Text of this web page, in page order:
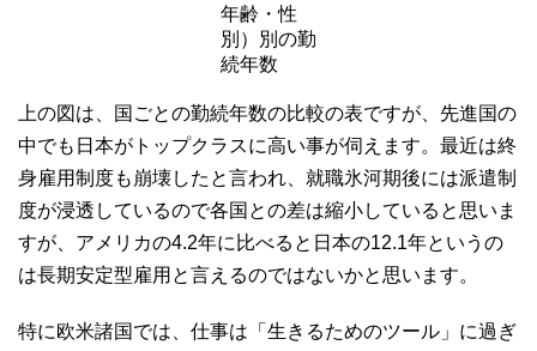
年齢・性
別）別の勤
続年数
上の図は、国ごとの勤続年数の比較の表ですが、先進国の
中でも日本がトップクラスに高い事が伺えます。最近は終
身雇用制度も崩壊したと言われ、就職氷河期後には派遣制
度が浸透しているので各国との差は縮小していると思いま
すが、アメリカの4.2年に比べると日本の12.1年というの
は長期安定型雇用と言えるのではないかと思います。
特に欧米諸国では、仕事は「生きるためのツール」に過ぎ